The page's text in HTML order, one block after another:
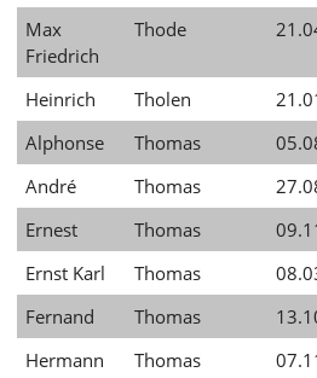
Max
Friedrich
Thode
Heinrich Tholen
Alphonse
Thomas
André
Thomas
Ernest
Thomas
Ernst Karl
Thomas
Fernand
Thomas
Hermann
Thomas